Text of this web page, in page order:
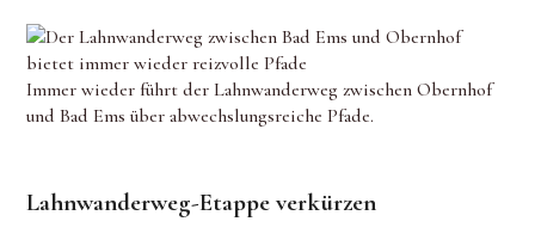
Immer wieder führt der Lahnwanderweg zwischen Obernhof
und Bad Ems über abwechslungsreiche Pfade.
Lahnwanderweg-Etappe verkürzen